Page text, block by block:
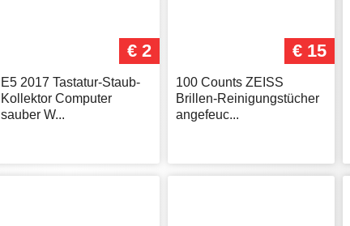
€ 2
E5 2017 Tastatur-Staub-
Kollektor Computer
sauber W...
€ 15
100 Counts ZEISS
Brillen-Reinigungstücher
angefeuc...